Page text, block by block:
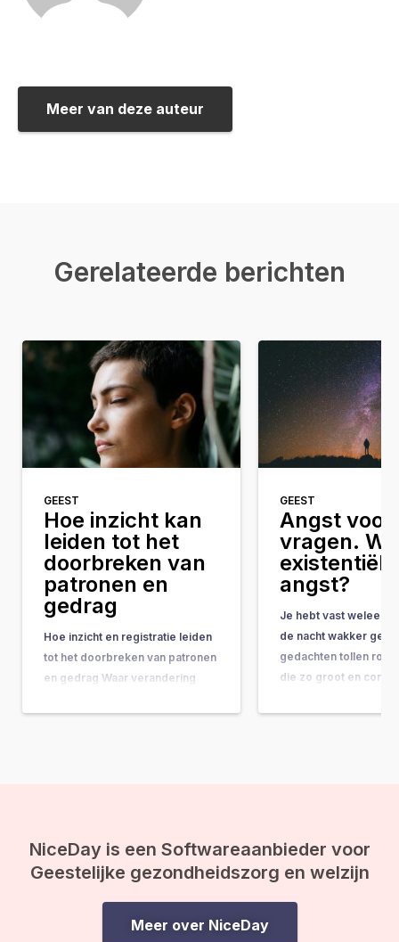
Meer van deze auteur
Gerelateerde berichten
GEEST
Hoe inzicht kan
leiden tot het
doorbreken van
patronen en
gedrag
Hoe inzicht en registratie leiden
tot het doorbreken van patronen
en gedrag Waar verandering
concrete do’s & don’ts, tips &
waarom inzicht…
GEEST
Angst voor
vragen.
existentiële
angst?
Je hebt vast weleens
de nacht wakker
gedachten tollen
die zo groot en
lijken. Vragen als:
NiceDay is een Softwareaanbieder voor
Geestelijke gezondheidszorg en welzijn
Meer over NiceDay